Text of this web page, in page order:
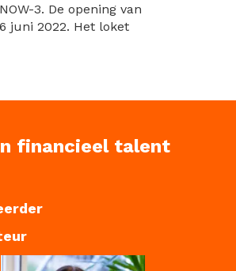
3. De opening van
juni 2022. Het loket
financieel talent